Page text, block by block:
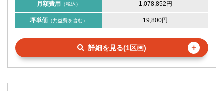
月額費用 （税込） 1,078,852円
坪単価 （共益費を含む） 19,800円
詳細を見る(1区画) ＋